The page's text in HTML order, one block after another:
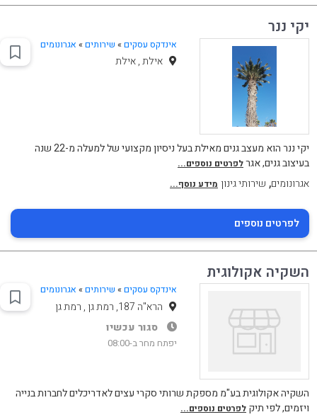
יקי ננר
אינדקס עסקים » שירותים» אגרונומים
אילת , אילת
יקי ננר הוא מעצב גנים מאילת בעל ניסיון מקצועי של למעלה מ-22 שנה
בעיצוב גנים, אגרלפרטים נוספים...
אגרונומים, שירותי גינון מידע נוסף...
לפרטים נוספים
השקיה אקולוגית
אינדקס עסקים » שירותים» אגרונומים
הרא"ה 187, רמת גן , רמת גן
סגור עכשיו
יפתח מחר ב-08:00
השקיה אקולוגית בע"מ מספקת שרותי סקרי עצים לאדריכלים לחברות בנייה
ויזמים, לפי תיק לפרטים נוספים...